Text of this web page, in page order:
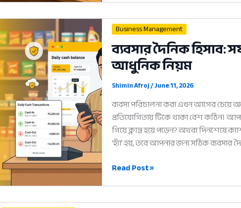
সেরা
কৌশল:
লাভ
বাড়ানোর
৫টি
আধুনিক
নিয়ম
Business Management
ব্যবসার দৈনিক হিসাব:
আধুনিক নিয়ম
Shimin Afroj/June 11, 2026
ব্যবসা পরিচালনা করা এখন আগের চেয়ে
প্রতিযোগিতায় টিকে থাকা বেশ কঠিন।
গিয়ে ক্লান্ত হয়ে পড়েন? অথবা দিনশেষে
‘হ্যাঁ’ হয়, তবে আপনার জন্য সঠিক ব্যবসার
ব্যবসার
Read Post »